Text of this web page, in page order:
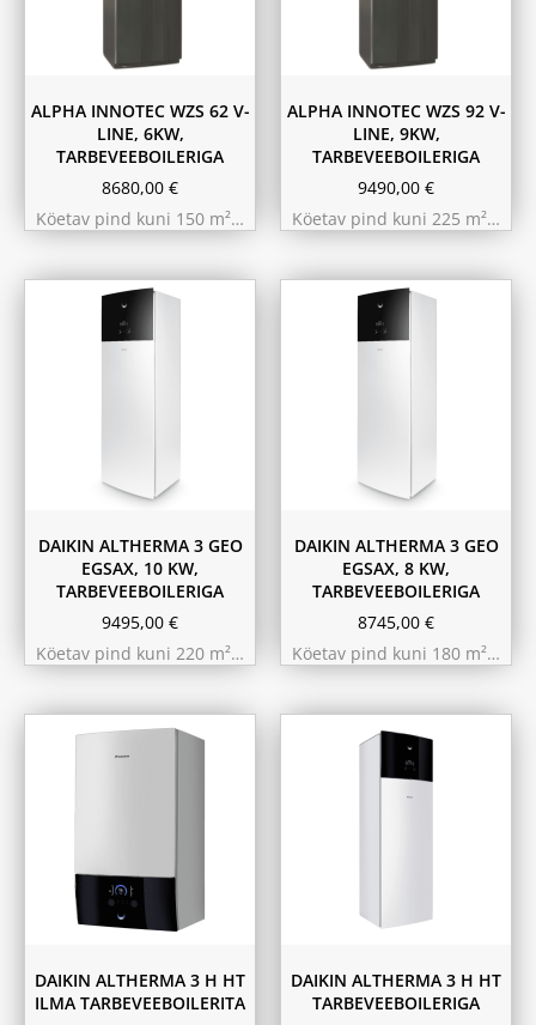
ALPHA INNOTEC WZS 62 V-
LINE, 6KW,
TARBEVEEBOILERIGA
8680,00 €
Köetav pind kuni 150 m²…
ALPHA INNOTEC WZS 92 V-
LINE, 9KW,
TARBEVEEBOILERIGA
9490,00 €
Köetav pind kuni 225 m²…
DAIKIN ALTHERMA 3 GEO
EGSAX, 10 KW,
TARBEVEEBOILERIGA
9495,00 €
Köetav pind kuni 220 m²…
DAIKIN ALTHERMA 3 GEO
EGSAX, 8 KW,
TARBEVEEBOILERIGA
8745,00 €
Köetav pind kuni 180 m²…
10.44 kW 260m²
9.75 kW 220m²
DAIKIN ALTHERMA 3 H HT
ILMA TARBEVEEBOILERITA
230L
DAIKIN ALTHERMA 3 H HT
TARBEVEEBOILERIGA